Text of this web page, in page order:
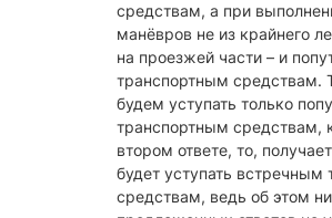
средствам, а при
манёвров не из крайнего
на проезжей части – и
транспортным средствам.
будем уступать только
транспортным средствам,
втором ответе, то,
будет уступать встречным
средствам, ведь об этом